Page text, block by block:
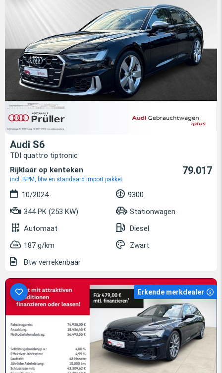
Audi S6
TDI quattro tiptronic
Rijklaar op kenteken
incl. BPM, btw en standaard import pakket
79.017
10/2024
9300
344 PK (253 KW)
Stationwagen
Automaat
Diesel
187 g/km
Zwart
Btw verrekenbaar
Erkende merkdealer